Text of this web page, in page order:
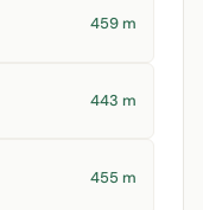
459 m
443 m
455 m